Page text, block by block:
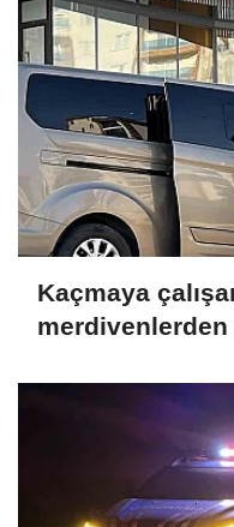
Kaçmaya
merdivenlerden